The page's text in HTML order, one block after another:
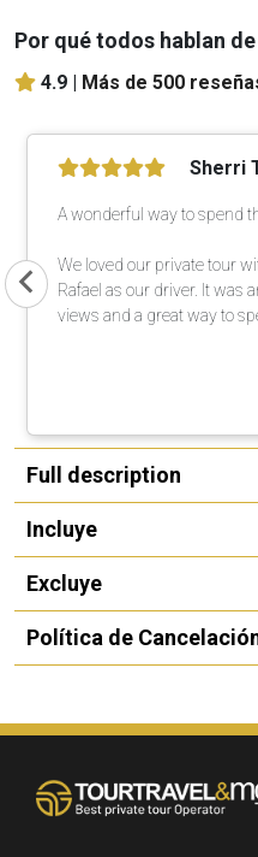
Por qué todos hablan
4.9 | Más de 500
Sherri
A wonderful way to spend
We loved our private tour
Rafael as our driver. It was
views and a great way to
Full description
Incluye
Excluye
Política de